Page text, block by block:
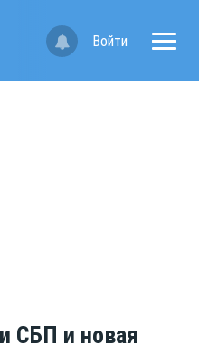
Войти
СБП и новая